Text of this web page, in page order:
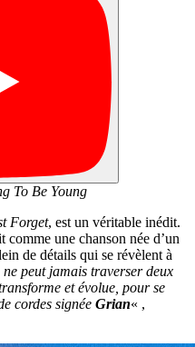
To Be Young
Forget, est un véritable inédit.
comme une chanson née d’un
de détails qui se révèlent à
peut jamais traverser deux
et évolue, pour se
cordes signée Grian« ,